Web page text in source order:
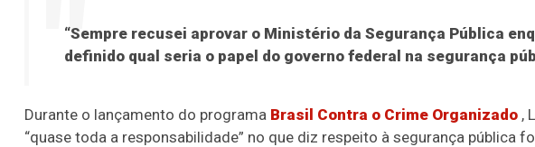
“Sempre recusei aprovar o Ministério da Segurança Pública
definido qual seria o papel do governo federal na segurança
Durante o lançamento do programa Brasil Contra o Crime Organizado ,
“quase toda a responsabilidade” no que diz respeito à segurança pública